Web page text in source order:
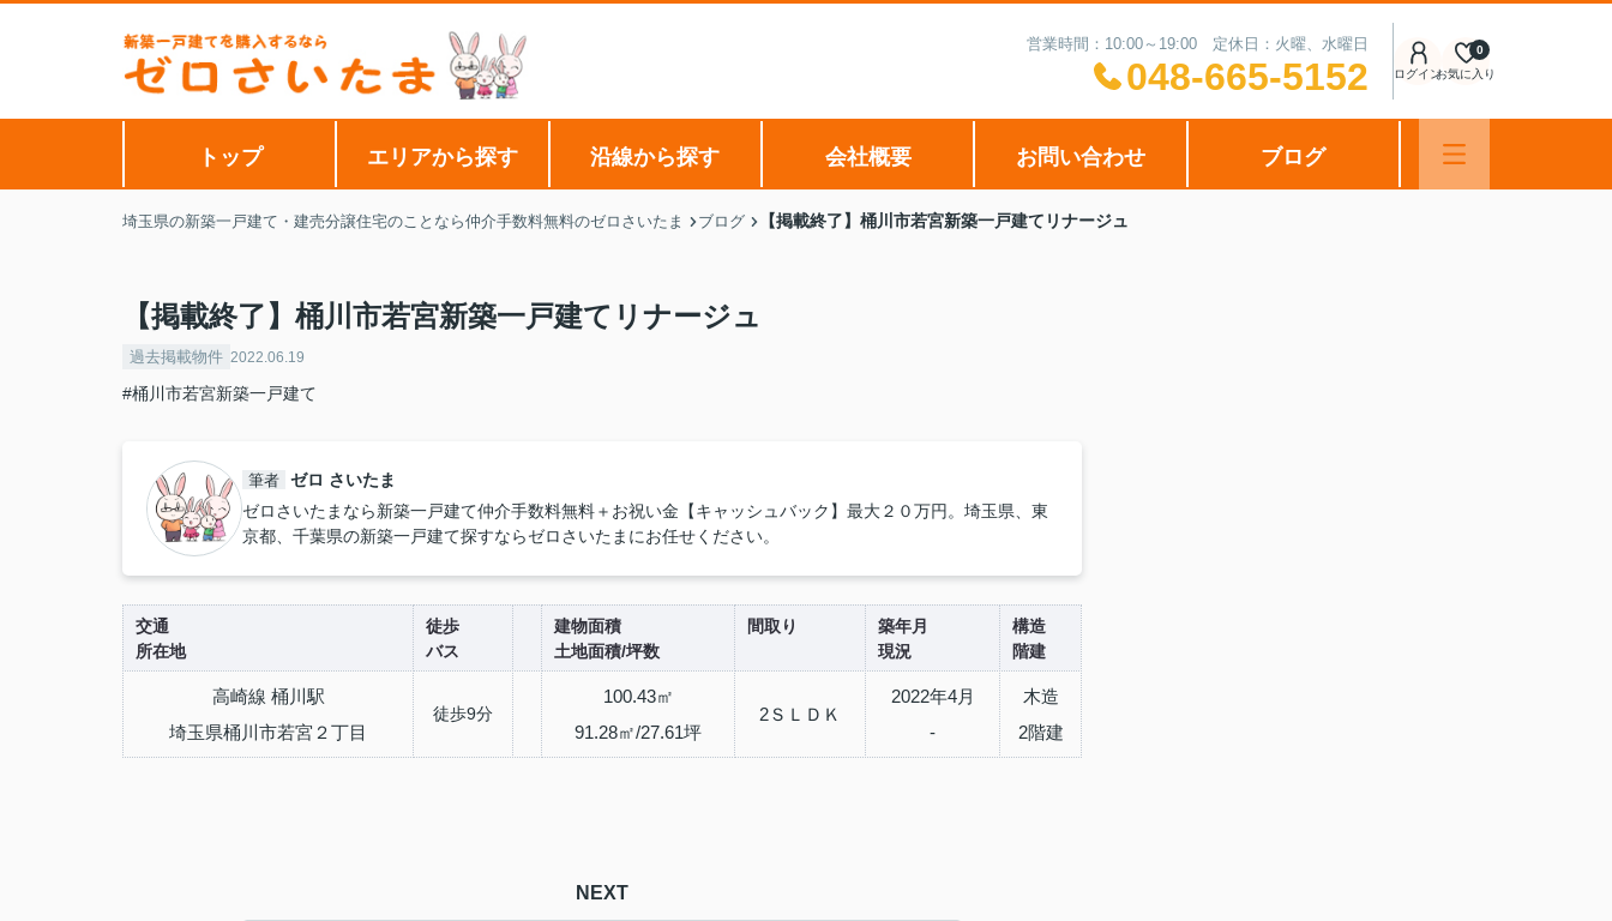
営業時間：10:00～19:00 定休日：火曜、水曜日
048-665-5152 ログインお気に入り
0
トップ エリアから探す 沿線から探す 会社概要 お問い合わせ ブログ
埼玉県の新築一戸建て・建売分譲住宅のことなら仲介手数料無料のゼロさいたま ブログ 【掲載終了】桶川市若宮新築一戸建てリナージュ
【掲載終了】桶川市若宮新築一戸建てリナージュ
過去掲載物件 2022.06.19
#桶川市若宮新築一戸建て
筆者 ゼロ さいたま
ゼロさいたまなら新築一戸建て仲介手数料無料＋お祝い金【キャッシュバック】最大２０万円。埼玉県、東
京都、千葉県の新築一戸建て探すならゼロさいたまにお任せください。
交通
所在地
徒歩
バス
建物面積
土地面積/坪数
間取り
築年月
現況
構造
階建
高崎線 桶川駅
埼玉県桶川市若宮２丁目
徒歩9分
100.43㎡
91.28㎡/27.61坪
2ＳＬＤＫ
2022年4月
-
木造
2階建
NEXT